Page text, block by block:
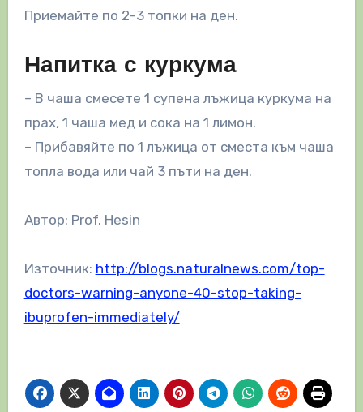
Приемайте по 2-3 топки на ден.
Напитка с куркума
– В чаша смесете 1 супена лъжица куркума на
прах, 1 чаша мед и сока на 1 лимон.
– Прибавяйте по 1 лъжица от сместа към чаша
топла вода или чай 3 пъти на ден.
Автор: Prof. Hesin
Източник: http://blogs.naturalnews.com/top-
doctors-warning-anyone-40-stop-taking-
ibuprofen-immediately/